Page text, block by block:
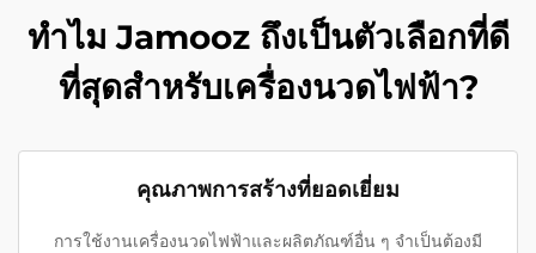
ทำไม Jamooz ถึงเป็นตัวเลือกที่ดี
ที่สุดสำหรับเครื่องนวดไฟฟ้า?
คุณภาพการสร้างที่ยอดเยี่ยม
การใช้งานเครื่องนวดไฟฟ้าและผลิตภัณฑ์อื่น ๆ จำเป็นต้องมี